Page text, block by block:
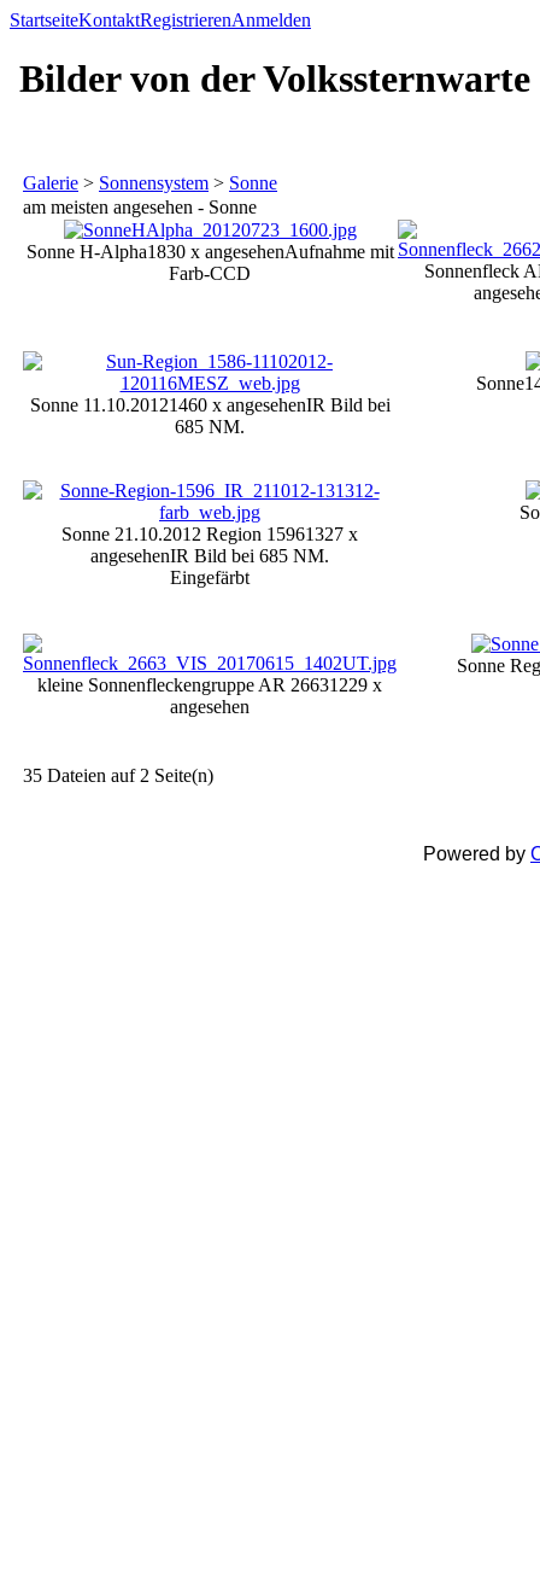
StartseiteKontaktRegistrierenAnmelden
Bilder von der Volkssternwarte
Galerie > Sonnensystem > Sonne
am meisten angesehen - Sonne
Sonne H-Alpha1830 x angesehenAufnahme mit
Farb-CCD
Sonnenfleck
Sonne 11.10.20121460 x angesehenIR Bild bei
685 NM.
Sonne
Sonne 21.10.2012 Region 15961327 x
angesehenIR Bild bei 685 NM.
Eingefärbt
kleine Sonnenfleckengruppe AR 26631229 x
angesehen
Sonne
35 Dateien auf 2 Seite(n)
Powered by